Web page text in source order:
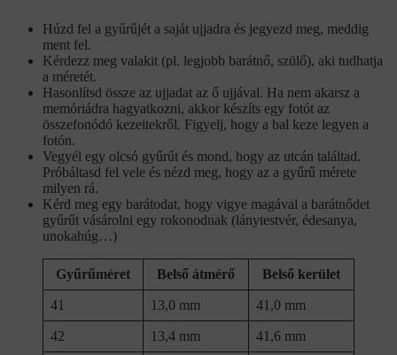
Húzd fel a gyűrűjét a saját ujjadra és jegyezd meg, meddig
ment fel.
Kérdezz meg valakit (pl. legjobb barátnő, szülő), aki tudhatja
a méretét.
Hasonlítsd össze az ujjadat az ő ujjával. Ha nem akarsz a
memóriádra hagyatkozni, akkor készíts egy fotót az
összefonódó kezeitekről. Figyelj, hogy a bal keze legyen a
fotón.
Vegyél egy olcsó gyűrűt és mond, hogy az utcán találtad.
Próbáltasd fel vele és nézd meg, hogy az a gyűrű mérete
milyen rá.
Kérd meg egy barátodat, hogy vigye magával a barátnődet
gyűrűt vásárolni egy rokonodnak (lánytestvér, édesanya,
unokahúg…)
Gyűrűméret Belső átmérő Belső kerület
41 13,0 mm 41,0 mm
42 13,4 mm 41,6 mm